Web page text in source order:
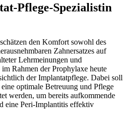
Pflege-Spezialistin
den Komfort sowohl des
Zahnersatzes auf
Lehrmeinungen und
Rahmen der Prophylaxe heute
der Implantatpflege. Dabei soll
eine optimale Betreuung und Pflege
werden, um bereits aufkommende
eine Peri-Implantitis effektiv